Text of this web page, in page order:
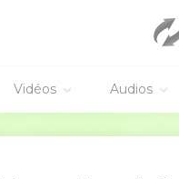
Vidéos Audios